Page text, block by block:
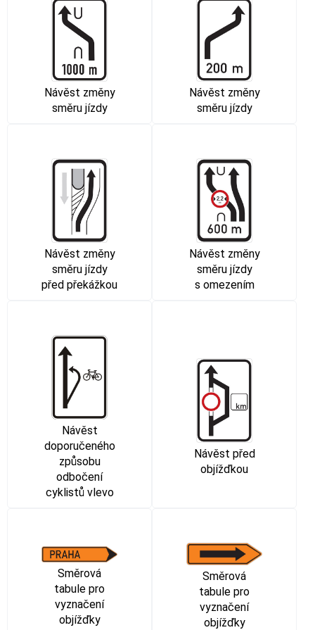
Návěst změny
směru jízdy
Návěst změny
směru jízdy
Návěst změny
směru jízdy
před překážkou
Návěst změny
směru jízdy
s omezením
Návěst
doporučeného
způsobu
odbočení
cyklistů vlevo
Návěst před
objížďkou
Směrová
tabule pro
vyznačení
objížďky
Směrová
tabule pro
vyznačení
objížďky